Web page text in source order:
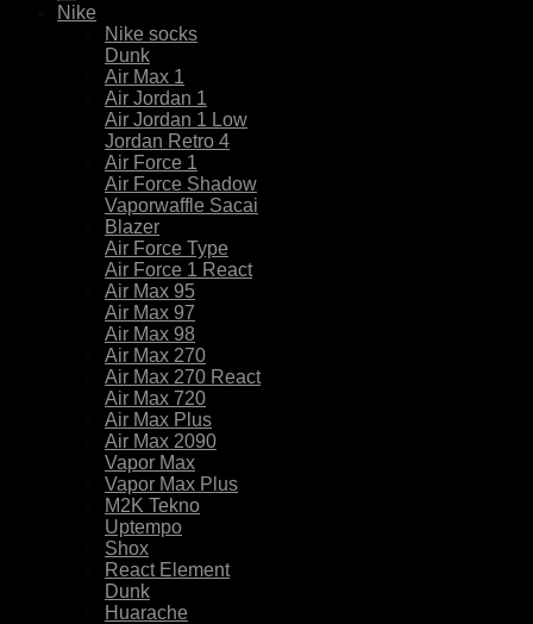
Nike
Nike socks
Dunk
Air Max 1
Air Jordan 1
Air Jordan 1 Low
Jordan Retro 4
Air Force 1
Air Force Shadow
Vaporwaffle Sacai
Blazer
Air Force Type
Air Force 1 React
Air Max 95
Air Max 97
Air Max 98
Air Max 270
Air Max 270 React
Air Max 720
Air Max Plus
Air Max 2090
Vapor Max
Vapor Max Plus
M2K Tekno
Uptempo
Shox
React Element
Dunk
Huarache